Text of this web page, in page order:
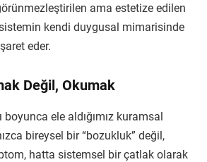
ama estetize edilen
kendi duygusal mimarisinde
eder.
Değil, Okumak
boyunca ele aldığımız kuramsal
bireysel bir “bozukluk” değil,
hatta sistemsel bir çatlak olarak